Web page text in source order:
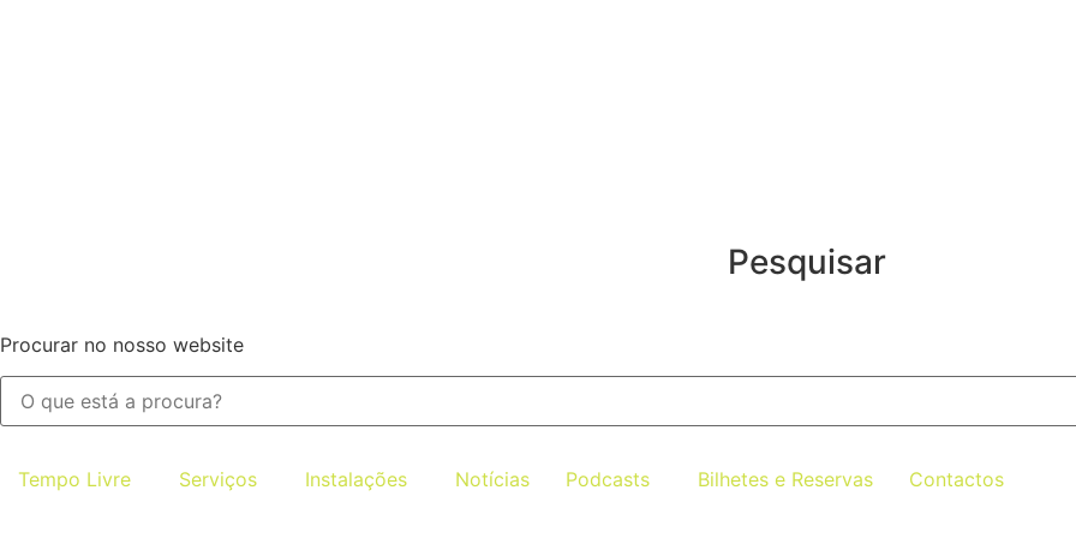
Pesquisar
Procurar no nosso website
Tempo Livre Serviços Instalações Notícias Podcasts Bilhetes e Reservas Contactos